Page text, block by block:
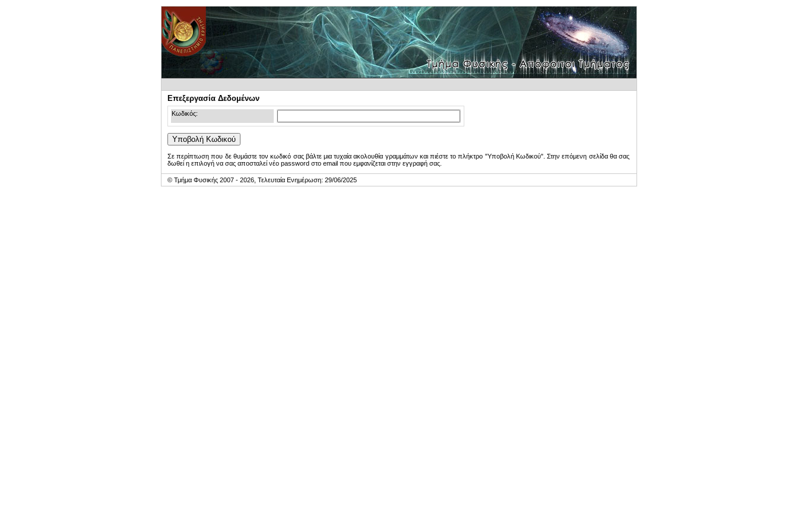
Επεξεργασία Δεδομένων
Κωδικός:
Σε περίπτωση που δε θυμάστε τον κωδικό σας βάλτε μια τυχαία ακολουθία γραμμάτων και πιέστε το πλήκτρο "Υποβολή Κωδικού". Στην επόμενη σελίδα θα σας
δωθεί η επιλογή να σας αποσταλεί νέο password στο email που εμφανίζεται στην εγγραφή σας.
© Τμήμα Φυσικής 2007 - 2026, Τελευταία Ενημέρωση: 29/06/2025